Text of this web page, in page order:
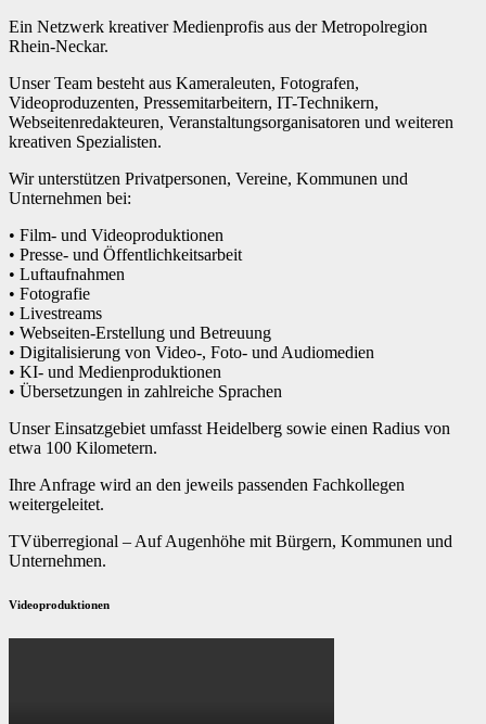
Ein Netzwerk kreativer Medienprofis aus der Metropolregion
Rhein-Neckar.
Unser Team besteht aus Kameraleuten, Fotografen,
Videoproduzenten, Pressemitarbeitern, IT-Technikern,
Webseitenredakteuren, Veranstaltungsorganisatoren und weiteren
kreativen Spezialisten.
Wir unterstützen Privatpersonen, Vereine, Kommunen und
Unternehmen bei:
• Film- und Videoproduktionen
• Presse- und Öffentlichkeitsarbeit
• Luftaufnahmen
• Fotografie
• Livestreams
• Webseiten-Erstellung und Betreuung
• Digitalisierung von Video-, Foto- und Audiomedien
• KI- und Medienproduktionen
• Übersetzungen in zahlreiche Sprachen
Unser Einsatzgebiet umfasst Heidelberg sowie einen Radius von
etwa 100 Kilometern.
Ihre Anfrage wird an den jeweils passenden Fachkollegen
weitergeleitet.
TVüberregional – Auf Augenhöhe mit Bürgern, Kommunen und
Unternehmen.
Videoproduktionen